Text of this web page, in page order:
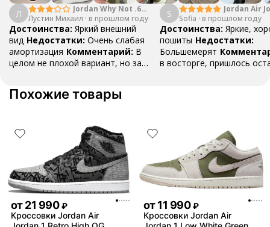
Л
Jordan Why Not .6
"Bright Crimson" PF
Лустин Михаил · в прошлом году
Достоинства: Яркий внешний
вид Недостатки: Очень слабая
амортизация Комментарий: В
целом не плохой вариант, но за
баскетбольных кроссовок
S
Jordan Air
Mid SE
Sofia · в прошлом году
Достоинства: Яркие,
пошиты Недостатки:
Большемерят
в восторге, пришлось
Похожие товары
от21 990 ₽
Кроссовки Jordan Air
от11 990 ₽
Кроссовки Jordan Air